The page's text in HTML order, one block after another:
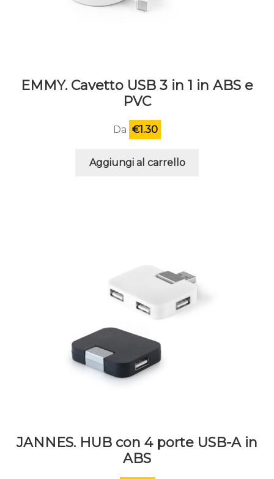
EMMY. Cavetto USB 3 in 1 in ABS e
PVC
Da €1.30
Aggiungi al carrello
JANNES. HUB con 4 porte USB-A in
ABS